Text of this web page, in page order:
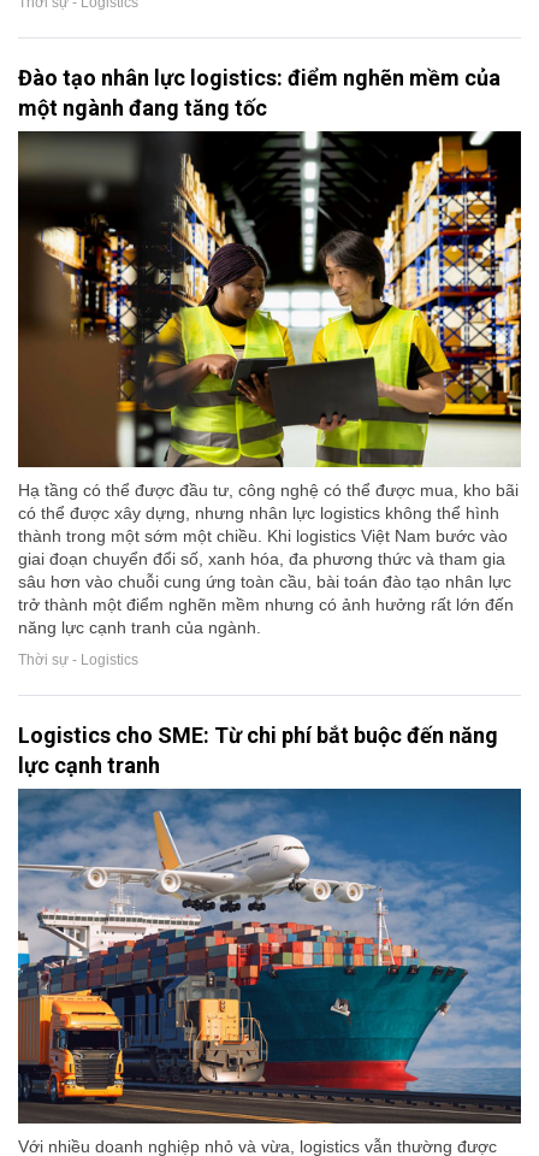
Đào tạo nhân lực logistics: điểm nghẽn mềm của
một ngành đang tăng tốc
Hạ tầng có thể được đầu tư, công nghệ có thể được mua, kho bãi
có thể được xây dựng, nhưng nhân lực logistics không thể hình
thành trong một sớm một chiều. Khi logistics Việt Nam bước vào
giai đoạn chuyển đổi số, xanh hóa, đa phương thức và tham gia
sâu hơn vào chuỗi cung ứng toàn cầu, bài toán đào tạo nhân lực
trở thành một điểm nghẽn mềm nhưng có ảnh hưởng rất lớn đến
năng lực cạnh tranh của ngành.
Thời sự - Logistics
Logistics cho SME: Từ chi phí bắt buộc đến năng
lực cạnh tranh
Với nhiều doanh nghiệp nhỏ và vừa, logistics vẫn thường được